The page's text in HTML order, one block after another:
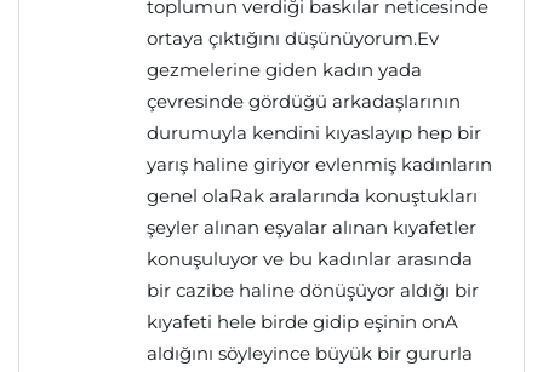
toplumun verdiği baskılar neticesinde
ortaya çıktığını düşünüyorum.Ev
gezmelerine giden kadın yada
çevresinde gördüğü arkadaşlarının
durumuyla kendini kıyaslayıp hep bir
yarış haline giriyor evlenmiş kadınların
genel olaRak aralarında konuştukları
şeyler alınan eşyalar alınan kıyafetler
konuşuluyor ve bu kadınlar arasında
bir cazibe haline dönüşüyor aldığı bir
kıyafeti hele birde gidip eşinin onA
aldığını söyleyince büyük bir gururla